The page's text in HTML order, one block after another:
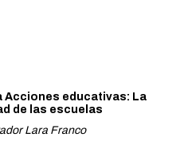
Acciones educativas: La
de las escuelas
Lara Franco